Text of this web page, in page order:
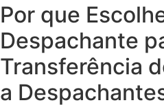
Por que
Despachante
Transferência
a